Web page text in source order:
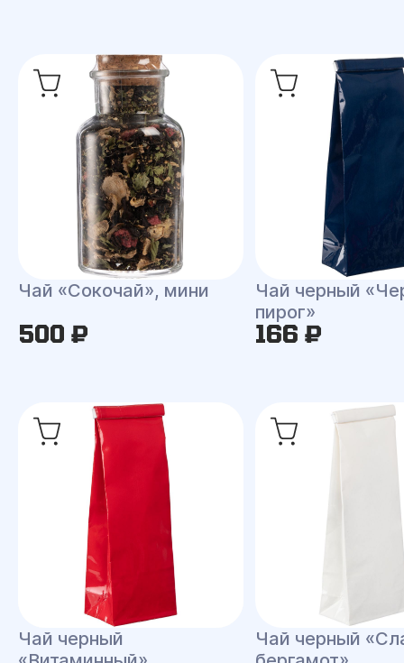
Чай «Сокочай», мини
500 ₽
Чай черный
пирог»
166 ₽
Чай черный
Чай черный